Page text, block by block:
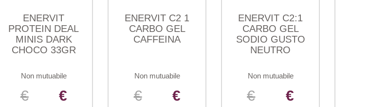
ENERVIT C2 1
CARBO GEL
CAFFEINA
Non mutuabile
€
ENERVIT C2:1
CARBO GEL
SODIO GUSTO
Non mutuabile
€
ENERVIT C2:1
CARBO BAR
SALTY GUSTO
PEANUT
Non mutuabile
€